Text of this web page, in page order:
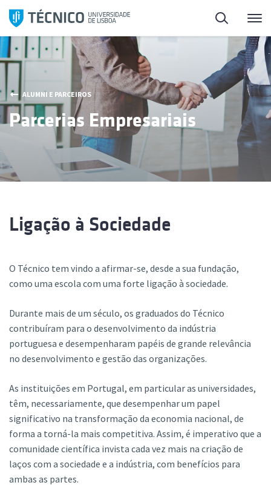
Saltar
para
o
conteúdo
Pesquisa
ALUMNI E PARCEIROS
Parcerias Empresariais
Ligação à Sociedade
O Técnico tem vindo a afirmar-se, desde a sua fundação,
como uma escola com uma forte ligação à sociedade.
Durante mais de um século, os graduados do Técnico
contribuíram para o desenvolvimento da indústria
portuguesa e desempenharam papéis de grande relevância
no desenvolvimento e gestão das organizações.
As instituições em Portugal, em particular as universidades,
têm, necessariamente, que desempenhar um papel
significativo na transformação da economia nacional, de
forma a torná-la mais competitiva. Assim, é imperativo que a
comunidade científica invista cada vez mais na criação de
laços com a sociedade e a indústria, com benefícios para
ambas as partes.